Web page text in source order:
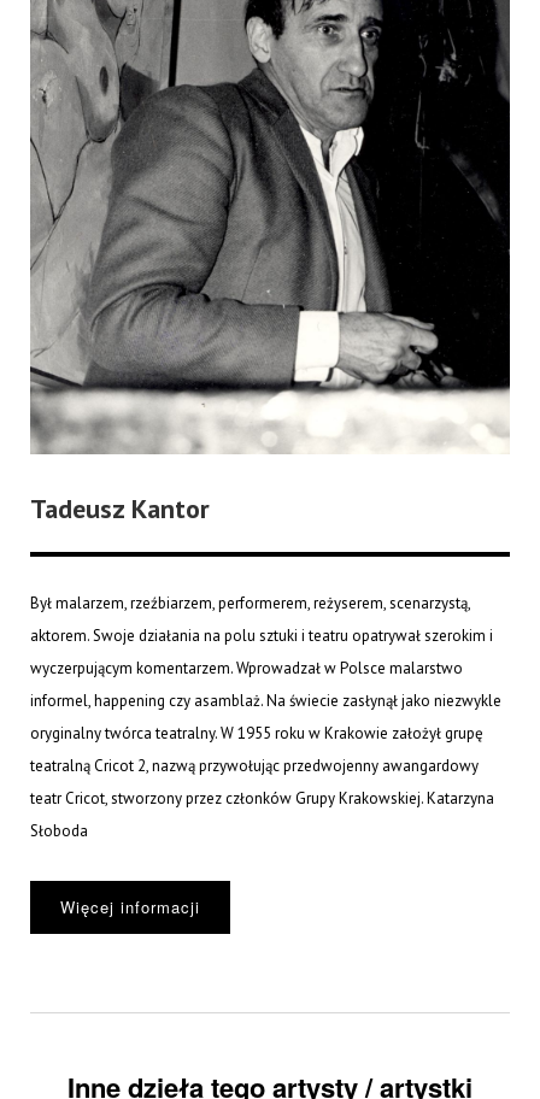
Tadeusz Kantor
Był malarzem, rzeźbiarzem, performerem, reżyserem, scenarzystą,
aktorem. Swoje działania na polu sztuki i teatru opatrywał szerokim i
wyczerpującym komentarzem. Wprowadzał w Polsce malarstwo
informel, happening czy asamblaż. Na świecie zasłynął jako niezwykle
oryginalny twórca teatralny. W 1955 roku w Krakowie założył grupę
teatralną Cricot 2, nazwą przywołując przedwojenny awangardowy
teatr Cricot, stworzony przez członków Grupy Krakowskiej. Katarzyna
Słoboda
Więcej informacji
Inne dzieła tego artysty / artystki